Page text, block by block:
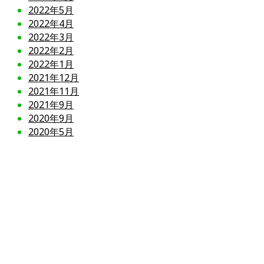
2022年5月
2022年4月
2022年3月
2022年2月
2022年1月
2021年12月
2021年11月
2021年9月
2020年9月
2020年5月